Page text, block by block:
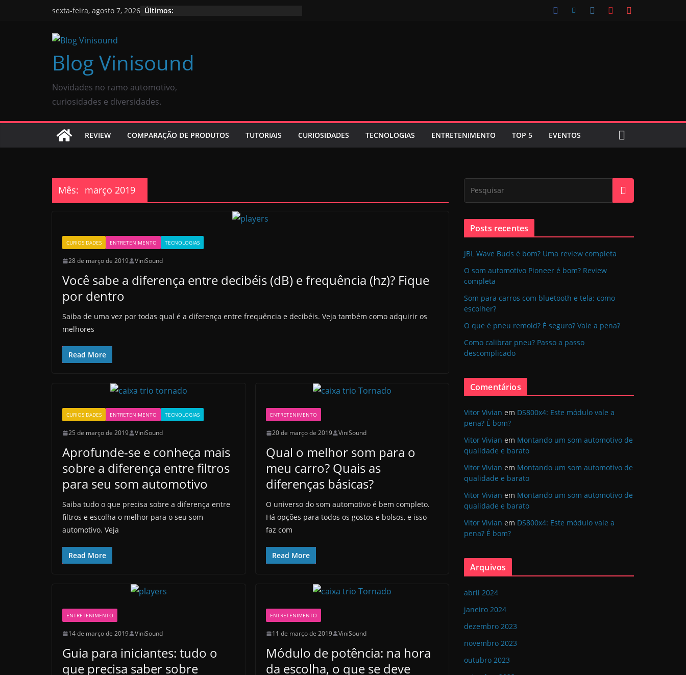
sexta-feira, agosto 7, 2026 Últimos:
Blog Vinisound
Novidades no ramo automotivo,
curiosidades e diversidades.
REVIEW COMPARAÇÃO DE PRODUTOS TUTORIAIS CURIOSIDADES TECNOLOGIAS ENTRETENIMENTO TOP 5 EVENTOS
Mês: março 2019
CURIOSIDADES ENTRETENIMENTO TECNOLOGIAS
28 de março de 2019 ViniSound
Você sabe a diferença entre decibéis (dB) e frequência (hz)? Fique
por dentro
Saiba de uma vez por todas qual é a diferença entre frequência e decibéis. Veja também como adquirir os
melhores
Read More
CURIOSIDADES ENTRETENIMENTO TECNOLOGIAS
25 de março de 2019 ViniSound
Aprofunde-se e conheça mais
sobre a diferença entre filtros
para seu som automotivo
Saiba tudo o que precisa sobre a diferença entre
filtros e escolha o melhor para o seu som
automotivo. Veja
Read More
ENTRETENIMENTO
20 de março de 2019 ViniSound
Qual o melhor som para o
meu carro? Quais as
diferenças básicas?
O universo do som automotivo é bem completo.
Há opções para todos os gostos e bolsos, e isso
faz com
Read More
ENTRETENIMENTO
14 de março de 2019 ViniSound
Guia para iniciantes: tudo o
que precisa saber sobre
ENTRETENIMENTO
11 de março de 2019 ViniSound
Módulo de potência: na hora
da escolha, o que se deve
Posts recentes
JBL Wave Buds é bom? Uma review completa
O som automotivo Pioneer é bom? Review
completa
Som para carros com bluetooth e tela: como
escolher?
O que é pneu remold? É seguro? Vale a pena?
Como calibrar pneu? Passo a passo
descomplicado
Comentários
Vitor Vivian em DS800x4: Este módulo vale a
pena? É bom?
Vitor Vivian em Montando um som automotivo de
qualidade e barato
Vitor Vivian em Montando um som automotivo de
qualidade e barato
Vitor Vivian em Montando um som automotivo de
qualidade e barato
Vitor Vivian em DS800x4: Este módulo vale a
pena? É bom?
Arquivos
abril 2024
janeiro 2024
dezembro 2023
novembro 2023
outubro 2023